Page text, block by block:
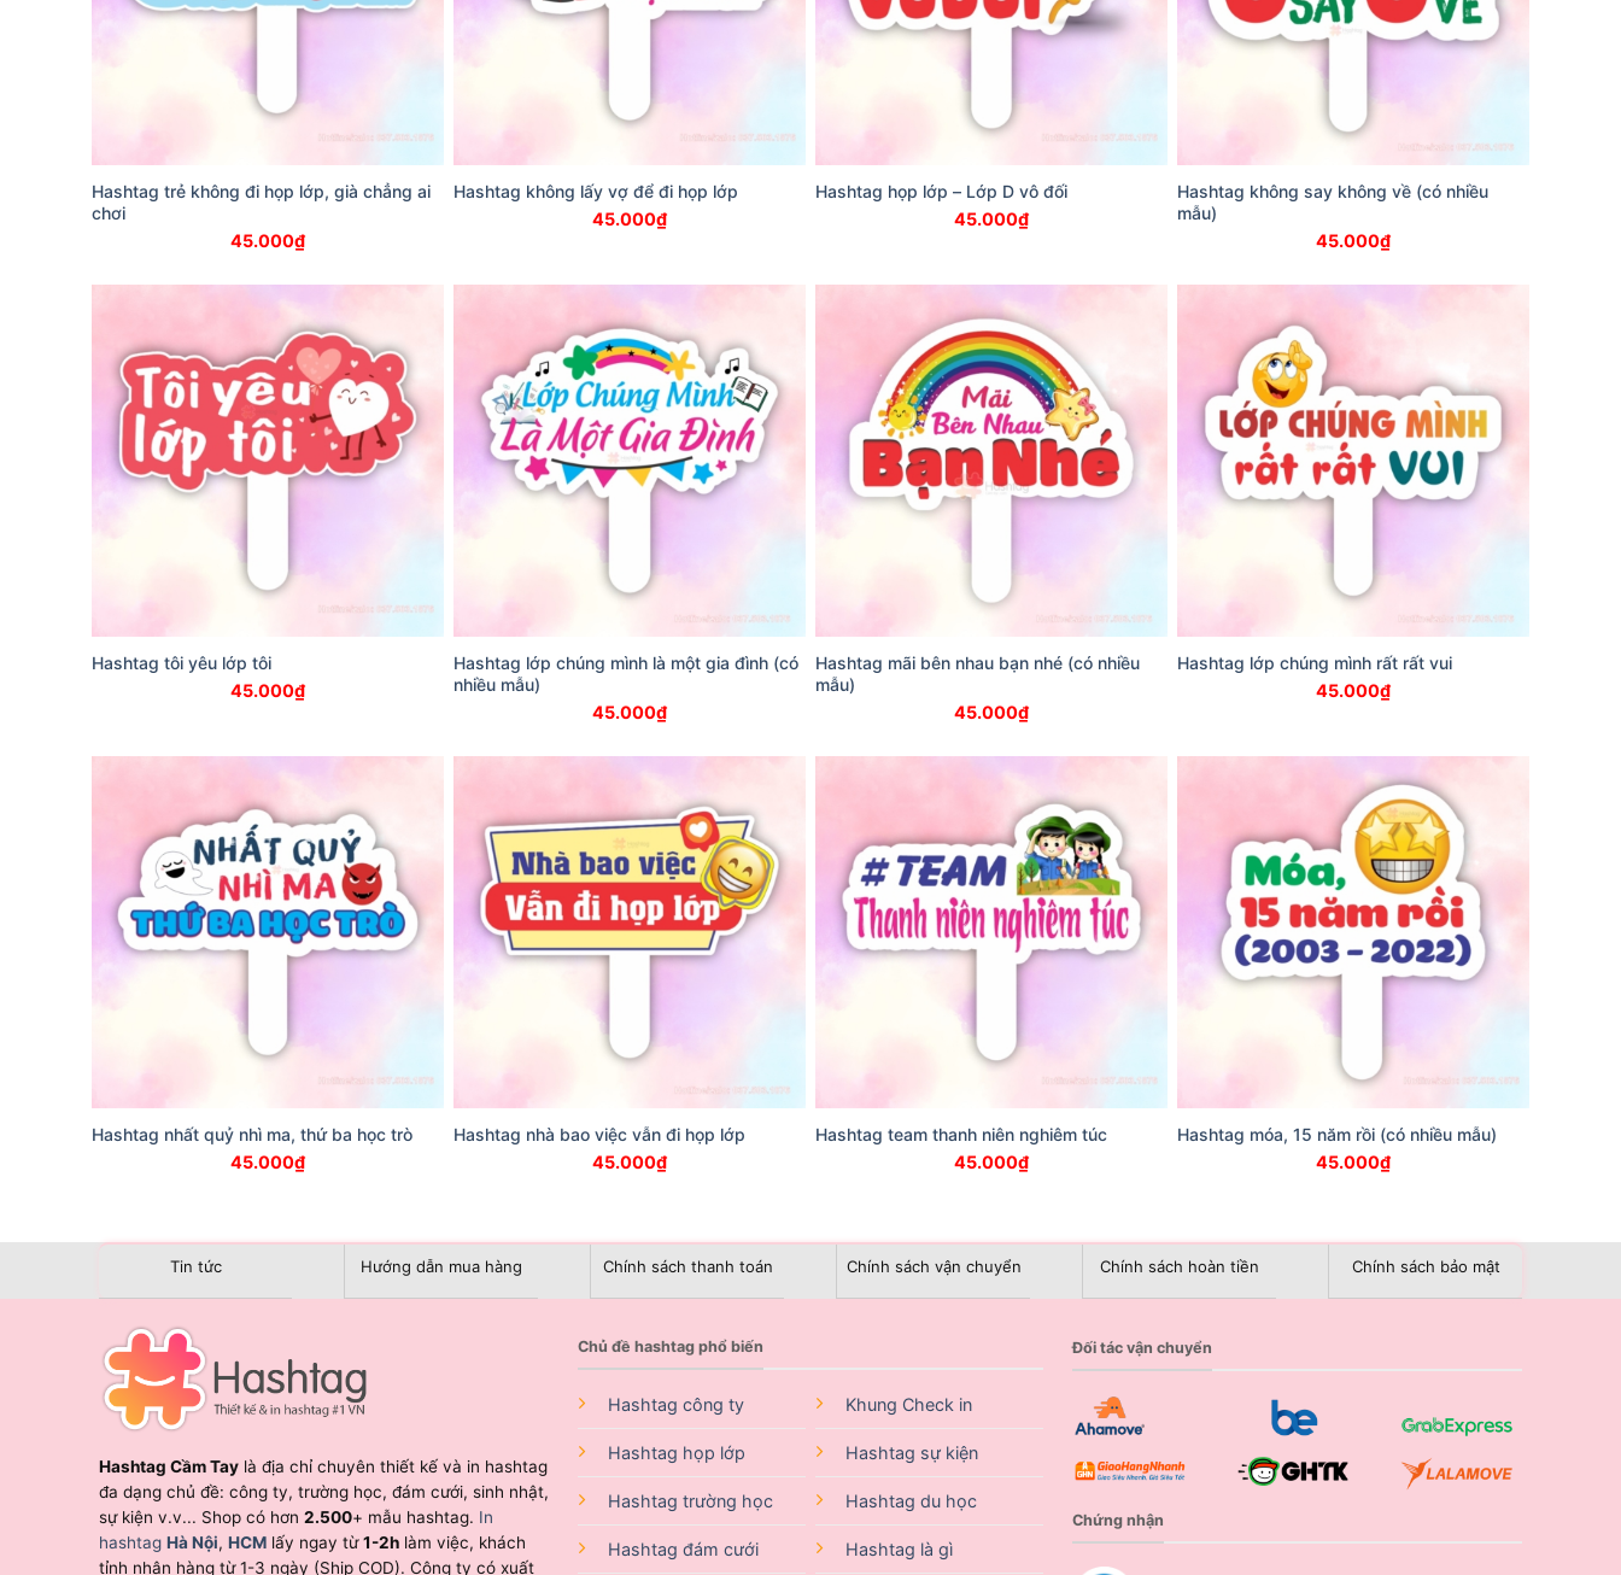
Hashtag trẻ không đi họp lớp, già chẳng ai
chơi
45.000₫
Hashtag không lấy vợ để đi họp lớp
45.000₫
Hashtag họp lớp – Lớp D vô đối
45.000₫
Hashtag không say không về (có nhiều
mẫu)
45.000₫
Hashtag tôi yêu lớp tôi
45.000₫
Hashtag lớp chúng mình là một gia đình (có
nhiều mẫu)
45.000₫
Hashtag mãi bên nhau bạn nhé (có nhiều
mẫu)
45.000₫
Hashtag lớp chúng mình rất rất vui
45.000₫
Hashtag nhất quỷ nhì ma, thứ ba học trò
45.000₫
Hashtag nhà bao việc vẫn đi họp lớp
45.000₫
Hashtag team thanh niên nghiêm túc
45.000₫
Hashtag móa, 15 năm rồi (có nhiều mẫu)
45.000₫
Tin tức Hướng dẫn mua hàng Chính sách thanh toán Chính sách vận chuyển Chính sách hoàn tiền Chính sách bảo mật
Hashtag Cầm Tay là địa chỉ chuyên thiết kế và in hashtag
đa dạng chủ đề: công ty, trường học, đám cưới, sinh nhật,
sự kiện v.v... Shop có hơn 2.500+ mẫu hashtag. In
hashtag Hà Nội, HCM lấy ngay từ1-2h làm việc, khách
tỉnh nhận hàng từ 1-3 ngày (Ship COD). Công ty có xuất
Chủ đề hashtag phổ biến
Hashtag công ty
Hashtag họp lớp
Hashtag trường học
Hashtag đám cưới
Khung Check in
Hashtag sự kiện
Hashtag du học
Hashtag là gì
Đối tác vận chuyển
Chứng nhận